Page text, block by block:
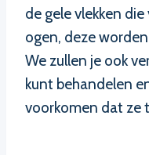
de gele vlekken
ogen, deze
We zullen je ook
kunt behandelen
voorkomen dat ze